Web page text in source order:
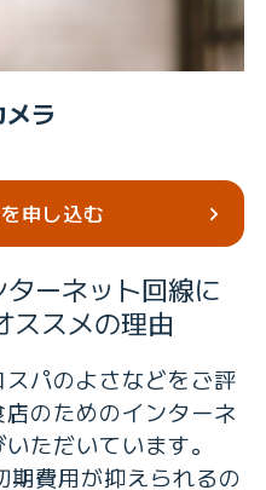
ラ
申し込む
ーネット回線に
ススメの理由
パのよさなどをご評
のためのインターネ
ただいています。
期費用が抑えられるの